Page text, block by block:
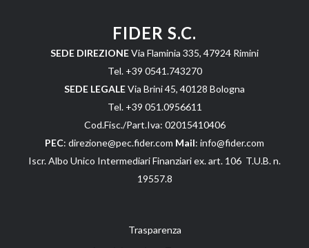
FIDER S.C.
SEDE DIREZIONEVia Flaminia 335, 47924 Rimini
Tel. +39 0541.743270
SEDE LEGALEVia Brini 45, 40128 Bologna
Tel. +39 051.0956611
Cod.Fisc./Part.Iva: 02015410406
PEC: direzione@pec.fider.com Mail: info@fider.com
Iscr. Albo Unico Intermediari Finanziari ex. art. 106 T.U.B. n.
19557.8
Trasparenza